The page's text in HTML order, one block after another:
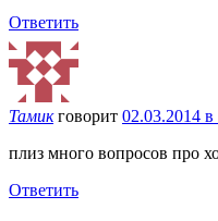
Ответить
Тамикговорит 02.03.2014 в
плиз много вопросов про
Ответить